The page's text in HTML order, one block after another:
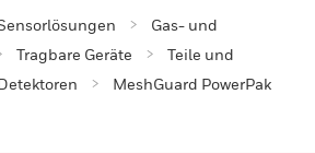
Gas- und
Tragbare Geräte
Teile und
MeshGuard PowerPak